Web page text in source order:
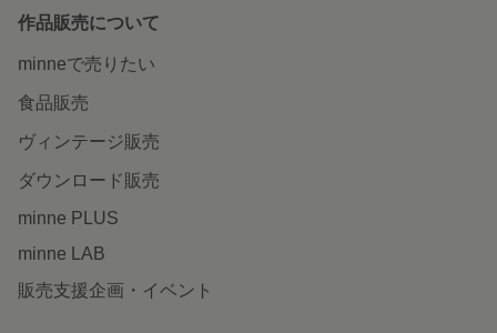
作品販売について
minneで売りたい
食品販売
ヴィンテージ販売
ダウンロード販売
minne PLUS
minne LAB
販売支援企画・イベント